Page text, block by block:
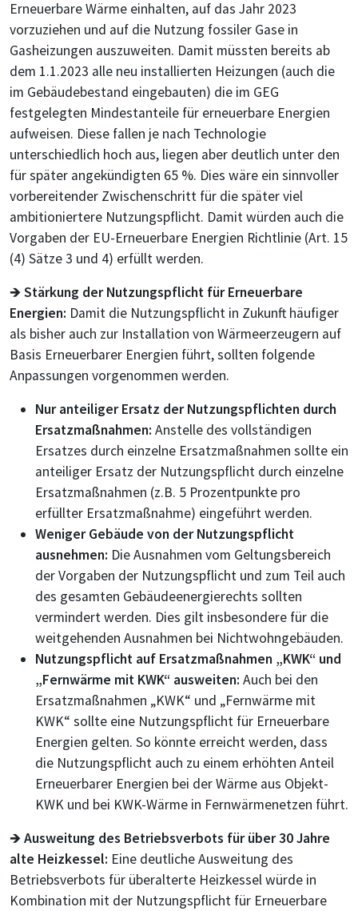
Erneuerbare Wärme einhalten, auf das Jahr 2023
vorzuziehen und auf die Nutzung fossiler Gase in
Gasheizungen auszuweiten. Damit müssten bereits ab
dem 1.1.2023 alle neu installierten Heizungen (auch die
im Gebäudebestand eingebauten) die im GEG
festgelegten Mindestanteile für erneuerbare Energien
aufweisen. Diese fallen je nach Technologie
unterschiedlich hoch aus, liegen aber deutlich unter den
für später angekündigten 65 %. Dies wäre ein sinnvoller
vorbereitender Zwischenschritt für die später viel
ambitioniertere Nutzungspflicht. Damit würden auch die
Vorgaben der EU-Erneuerbare Energien Richtlinie (Art. 15
(4) Sätze 3 und 4) erfüllt werden.
🡺Stärkung der Nutzungspflicht für Erneuerbare
Energien: Damit die Nutzungspflicht in Zukunft häufiger
als bisher auch zur Installation von Wärmeerzeugern auf
Basis Erneuerbarer Energien führt, sollten folgende
Anpassungen vorgenommen werden.
Nur anteiliger Ersatz der Nutzungspflichten durch
Ersatzmaßnahmen: Anstelle des vollständigen
Ersatzes durch einzelne Ersatzmaßnahmen sollte ein
anteiliger Ersatz der Nutzungspflicht durch einzelne
Ersatzmaßnahmen (z.B. 5 Prozentpunkte pro
erfüllter Ersatzmaßnahme) eingeführt werden.
Weniger Gebäude von der Nutzungspflicht
ausnehmen: Die Ausnahmen vom Geltungsbereich
der Vorgaben der Nutzungspflicht und zum Teil auch
des gesamten Gebäudeenergierechts sollten
vermindert werden. Dies gilt insbesondere für die
weitgehenden Ausnahmen bei Nichtwohngebäuden.
Nutzungspflicht auf Ersatzmaßnahmen „KWK“ und
„Fernwärme mit KWK“ ausweiten: Auch bei den
Ersatzmaßnahmen „KWK“ und „Fernwärme mit
KWK“ sollte eine Nutzungspflicht für Erneuerbare
Energien gelten. So könnte erreicht werden, dass
die Nutzungspflicht auch zu einem erhöhten Anteil
Erneuerbarer Energien bei der Wärme aus Objekt-
KWK und bei KWK-Wärme in Fernwärmenetzen führt.
🡺Ausweitung des Betriebsverbots für über 30 Jahre
alte Heizkessel: Eine deutliche Ausweitung des
Betriebsverbots für überalterte Heizkessel würde in
Kombination mit der Nutzungspflicht für Erneuerbare